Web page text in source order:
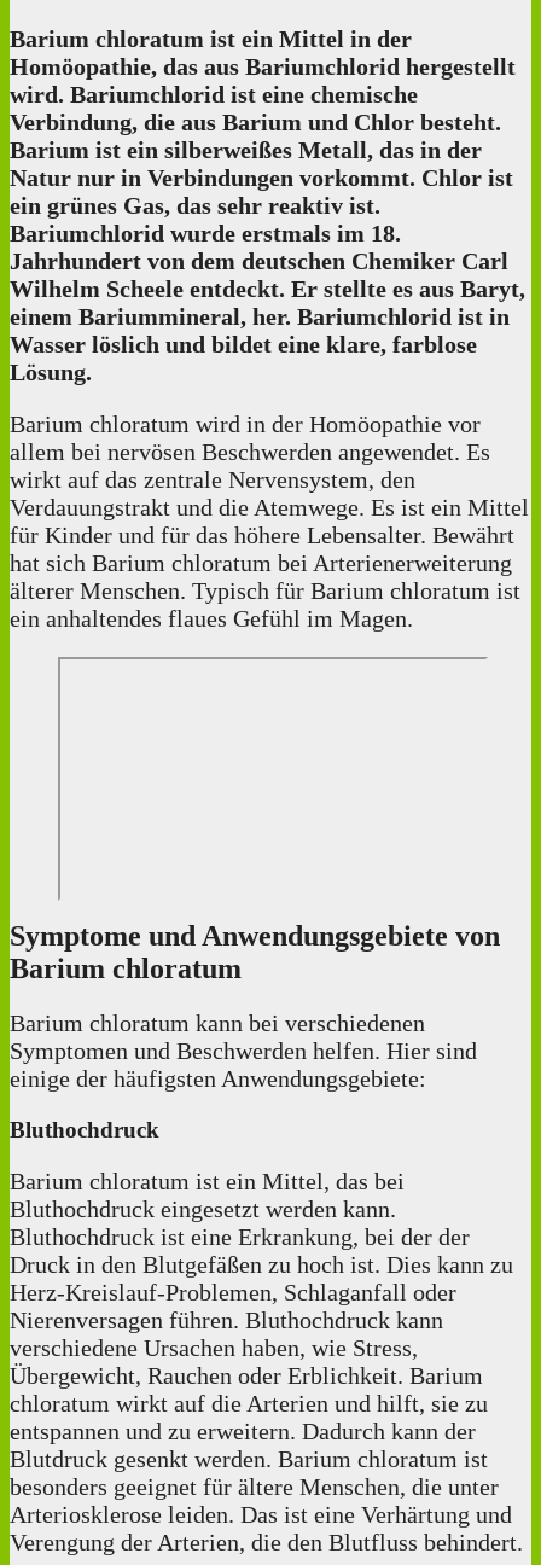
Barium chloratum ist ein Mittel in der
Homöopathie, das aus Bariumchlorid hergestellt
wird. Bariumchlorid ist eine chemische
Verbindung, die aus Barium und Chlor besteht.
Barium ist ein silberweißes Metall, das in der
Natur nur in Verbindungen vorkommt. Chlor ist
ein grünes Gas, das sehr reaktiv ist.
Bariumchlorid wurde erstmals im 18.
Jahrhundert von dem deutschen Chemiker Carl
Wilhelm Scheele entdeckt. Er stellte es aus Baryt,
einem Bariummineral, her. Bariumchlorid ist in
Wasser löslich und bildet eine klare, farblose
Lösung.
Barium chloratum wird in der Homöopathie vor
allem bei nervösen Beschwerden angewendet. Es
wirkt auf das zentrale Nervensystem, den
Verdauungstrakt und die Atemwege. Es ist ein Mittel
für Kinder und für das höhere Lebensalter. Bewährt
hat sich Barium chloratum bei Arterienerweiterung
älterer Menschen. Typisch für Barium chloratum ist
ein anhaltendes flaues Gefühl im Magen.
Symptome und Anwendungsgebiete von
Barium chloratum
Barium chloratum kann bei verschiedenen
Symptomen und Beschwerden helfen. Hier sind
einige der häufigsten Anwendungsgebiete:
Bluthochdruck
Barium chloratum ist ein Mittel, das bei
Bluthochdruck eingesetzt werden kann.
Bluthochdruck ist eine Erkrankung, bei der der
Druck in den Blutgefäßen zu hoch ist. Dies kann zu
Herz-Kreislauf-Problemen, Schlaganfall oder
Nierenversagen führen. Bluthochdruck kann
verschiedene Ursachen haben, wie Stress,
Übergewicht, Rauchen oder Erblichkeit. Barium
chloratum wirkt auf die Arterien und hilft, sie zu
entspannen und zu erweitern. Dadurch kann der
Blutdruck gesenkt werden. Barium chloratum ist
besonders geeignet für ältere Menschen, die unter
Arteriosklerose leiden. Das ist eine Verhärtung und
Verengung der Arterien, die den Blutfluss behindert.